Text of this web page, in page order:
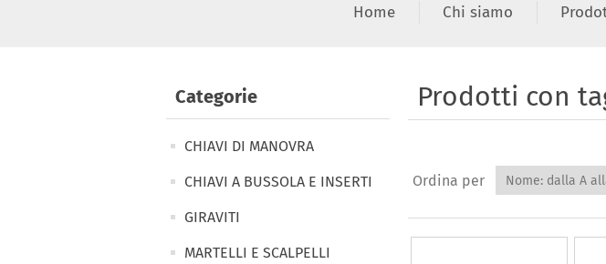
Home Chi siamo
Categorie
CHIAVI DI MANOVRA
CHIAVI A BUSSOLA E INSERTI
GIRAVITI
MARTELLI E SCALPELLI
Prodotti con
Ordina per